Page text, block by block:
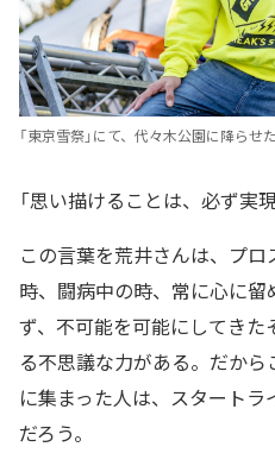
「東京雪祭」にて、代々木公園に降ら
「思い描けることは、必ず実
この言葉を荒井さんは、プ
時、闘病中の時、常に心に
ず、不可能を可能にしてき
る不思議な力がある。だか
に集まった人は、スタート
だろう。